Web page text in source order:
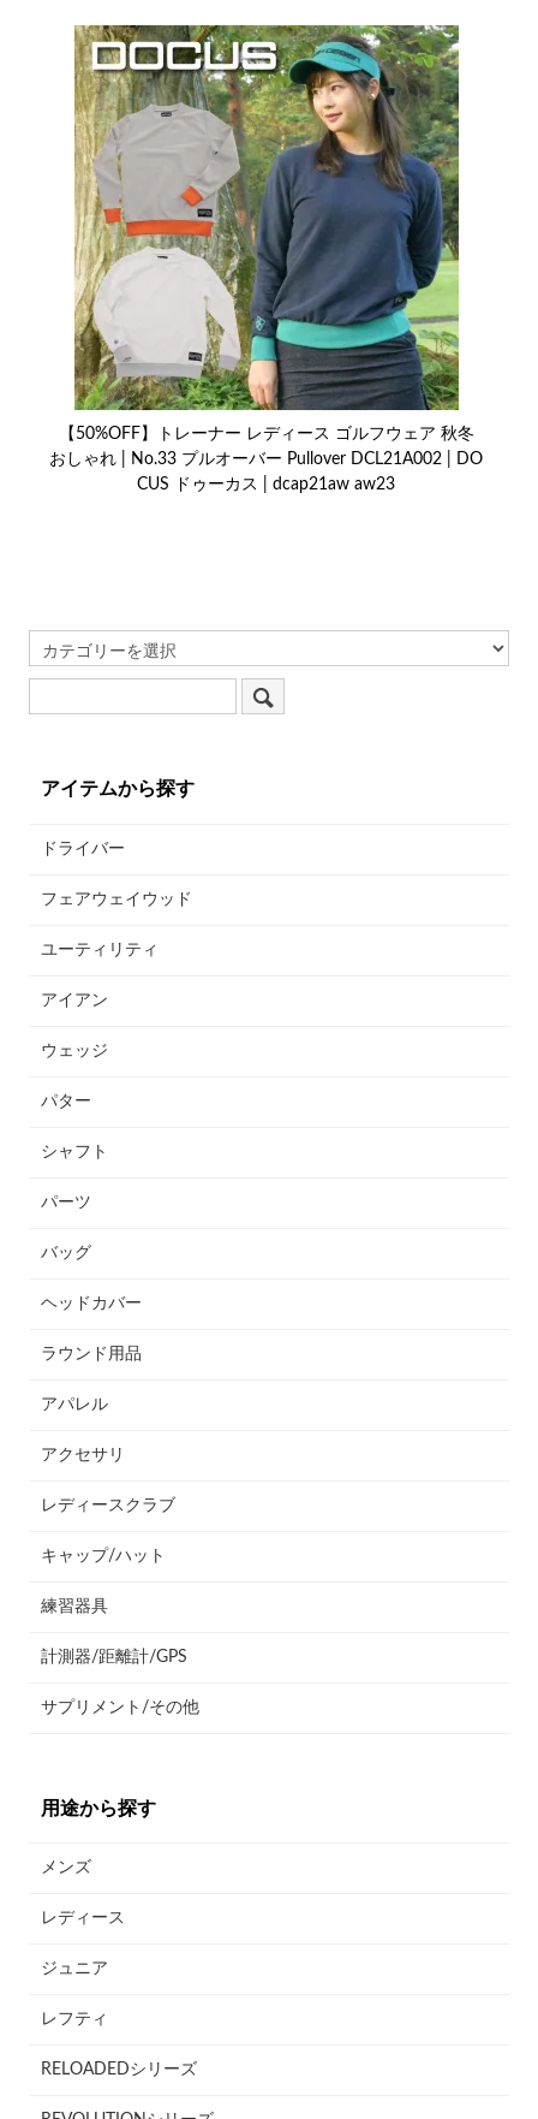
【50%OFF】トレーナー レディース ゴルフウェア 秋冬
おしゃれ | No.33 プルオーバー Pullover DCL21A002 | DO
CUS ドゥーカス | dcap21aw aw23
アイテムから探す
ドライバー
フェアウェイウッド
ユーティリティ
アイアン
ウェッジ
パター
シャフト
パーツ
バッグ
ヘッドカバー
ラウンド用品
アパレル
アクセサリ
レディースクラブ
キャップ/ハット
練習器具
計測器/距離計/GPS
サプリメント/その他
用途から探す
メンズ
レディース
ジュニア
レフティ
RELOADEDシリーズ